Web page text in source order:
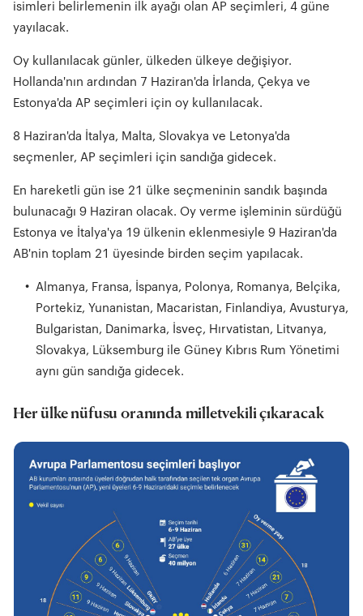
isimleri belirlemenin ilk ayağı olan AP seçimleri, 4 güne
yayılacak.
Oy kullanılacak günler, ülkeden ülkeye değişiyor.
Hollanda'nın ardından 7 Haziran'da İrlanda, Çekya ve
Estonya'da AP seçimleri için oy kullanılacak.
8 Haziran'da İtalya, Malta, Slovakya ve Letonya'da
seçmenler, AP seçimleri için sandığa gidecek.
En hareketli gün ise 21 ülke seçmeninin sandık başında
bulunacağı 9 Haziran olacak. Oy verme işleminin sürdüğü
Estonya ve İtalya'ya 19 ülkenin eklenmesiyle 9 Haziran'da
AB'nin toplam 21 üyesinde birden seçim yapılacak.
Almanya, Fransa, İspanya, Polonya, Romanya, Belçika,
Portekiz, Yunanistan, Macaristan, Finlandiya, Avusturya,
Bulgaristan, Danimarka, İsveç, Hırvatistan, Litvanya,
Slovakya, Lüksemburg ile Güney Kıbrıs Rum Yönetimi
aynı gün sandığa gidecek.
Her ülke nüfusu oranında milletvekili çıkaracak